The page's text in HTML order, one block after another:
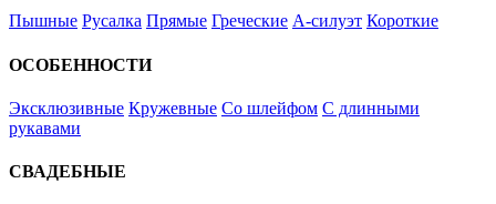
Пышные Русалка Прямые Греческие А-силуэт Короткие
ОСОБЕННОСТИ
Эксклюзивные Кружевные Со шлейфом С длинными
рукавами
СВАДЕБНЫЕ